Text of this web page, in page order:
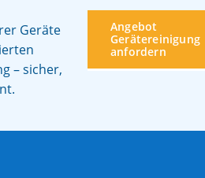
Geräte
– sicher,
Angebot
Gerätereinigung
anfordern